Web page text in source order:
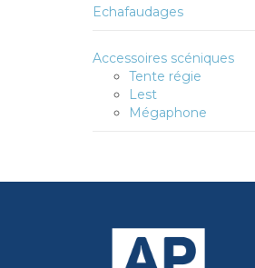
Echafaudages
Accessoires scéniques
Tente régie
Lest
Mégaphone